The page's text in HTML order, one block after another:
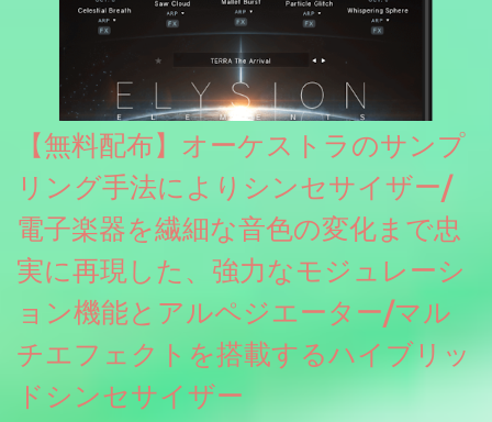
【無料配布】オーケストラのサンプ
リング手法によりシンセサイザー/
電子楽器を繊細な音色の変化まで忠
実に再現した、強力なモジュレーシ
ョン機能とアルペジエーター/マル
チエフェクトを搭載するハイブリッ
ドシンセサイザー